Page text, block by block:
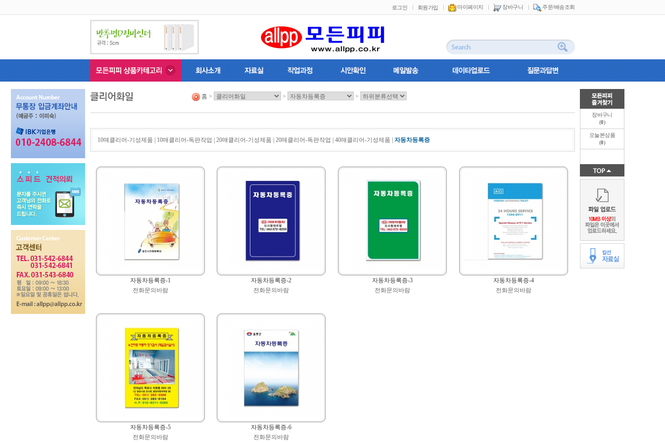
로그인 회원가입 마이페이지 장바구니 주문/배송조회
홈 > > >
10매클리어-기성제품 10매클리어-독판작업 20매클리어-기성제품 20매클리어-독판작업 40매클리어-기성제품 자동차등록증
자동차등록증-1
전화문의바람
자동차등록증-2
전화문의바람
자동차등록증-3
전화문의바람
자동차등록증-4
전화문의바람
자동차등록증-5
전화문의바람
자동차등록증-6
전화문의바람
장바구니
(0)
오늘본상품
(0)